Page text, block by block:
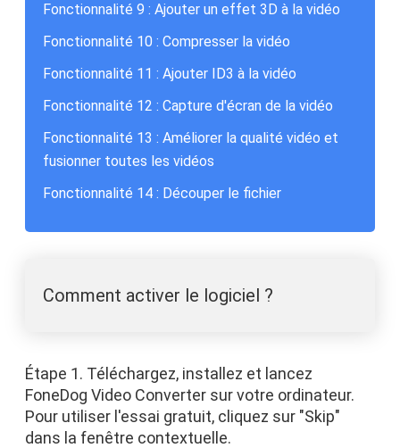
Fonctionnalité 9 : Ajouter un effet 3D à la vidéo
Fonctionnalité 10 : Compresser la vidéo
Fonctionnalité 11 : Ajouter ID3 à la vidéo
Fonctionnalité 12 : Capture d'écran de la vidéo
Fonctionnalité 13 : Améliorer la qualité vidéo et
fusionner toutes les vidéos
Fonctionnalité 14 : Découper le fichier
Comment activer le logiciel ?
Étape 1. Téléchargez, installez et lancez
FoneDog Video Converter sur votre ordinateur.
Pour utiliser l'essai gratuit, cliquez sur "Skip"
dans la fenêtre contextuelle.